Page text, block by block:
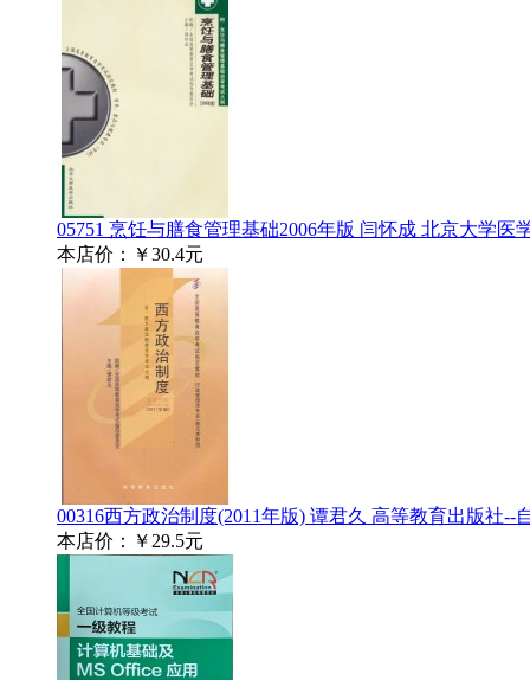
05751 烹饪与膳食管理基础2006年版 闫怀成 北京大学医
本店价：
￥30.4元
00316西方政治制度(2011年版) 谭君久 高等教育出版社--
本店价：
￥29.5元